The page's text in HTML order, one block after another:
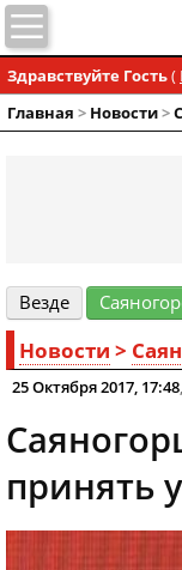
Здравствуйте Гость(
Главная > Новости>
Везде
Новости >
25 Октября 2017, 17:48
принять